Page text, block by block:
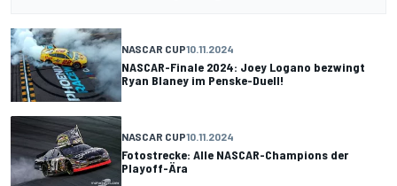
NASCAR CUP10.11.2024
NASCAR-Finale 2024: Joey Logano bezwingt
Ryan Blaney im Penske-Duell!
NASCAR CUP10.11.2024
Fotostrecke: Alle NASCAR-Champions der
Playoff-Ära